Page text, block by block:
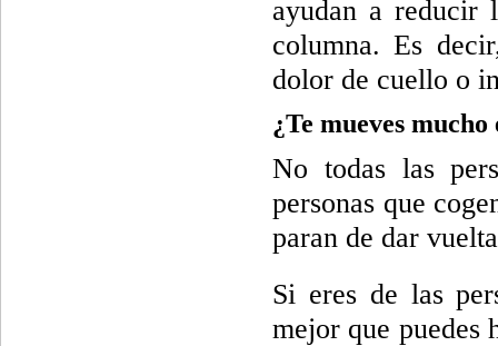
ayudan a reducir
columna. Es
dolor de cuello o
¿Te mueves
No todas las
personas que
paran de dar
Si eres de las
mejor que puedes